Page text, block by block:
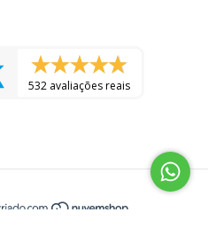
532 avaliações reais